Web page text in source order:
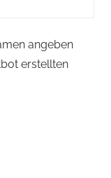
angeben
erstellten